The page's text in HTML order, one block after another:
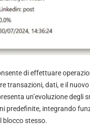
di effettuare
transazioni, dati, e il
un’evoluzione
predefinite, integrando
blocco stesso.